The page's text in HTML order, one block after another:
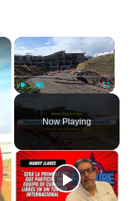
×
Fullscreen
Now Playing
×